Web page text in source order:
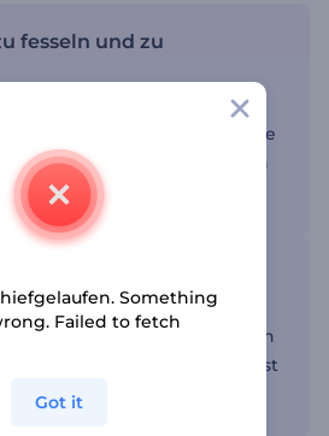
fesseln und zu
zeichnen sich
Grafik und Typografie
dass Ihre Veranstaltung ein
inspiriertes
bis hin zu sanften
Vorlagen spiegeln den Geist
wider.
Something
Failed to fetch
Got it